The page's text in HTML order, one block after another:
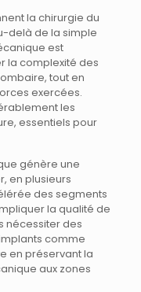
la chirurgie du
delà de la simple
est
la complexité des
tout en
exercées.
les
essentiels pour
génère une
en plusieurs
des segments
la qualité de
nécessiter des
comme
en préservant la
aux zones